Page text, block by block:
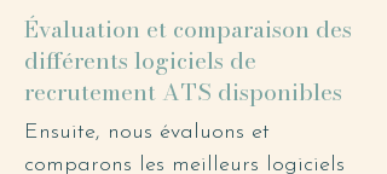
Évaluation et comparaison des
différents logiciels de
recrutement ATS disponibles
Ensuite, nous évaluons et
comparons les meilleurs logiciels